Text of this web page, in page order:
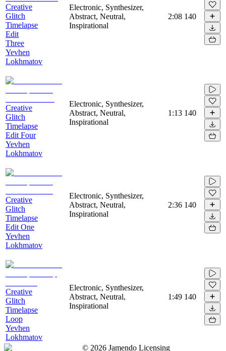
Creative
Glitch
Timelapse
Edit
Three
Yevhen
Lokhmatov
Electronic, Synthesizer,
Abstract, Neutral,
Inspirational
2:08 140
Creative
Glitch
Timelapse
Edit Four
Yevhen
Lokhmatov
Electronic, Synthesizer,
Abstract, Neutral,
Inspirational
1:13 140
Creative
Glitch
Timelapse
Edit One
Yevhen
Lokhmatov
Electronic, Synthesizer,
Abstract, Neutral,
Inspirational
2:36 140
Creative
Glitch
Timelapse
Loop
Yevhen
Lokhmatov
Electronic, Synthesizer,
Abstract, Neutral,
Inspirational
1:49 140
© 2026 Jamendo Licensing